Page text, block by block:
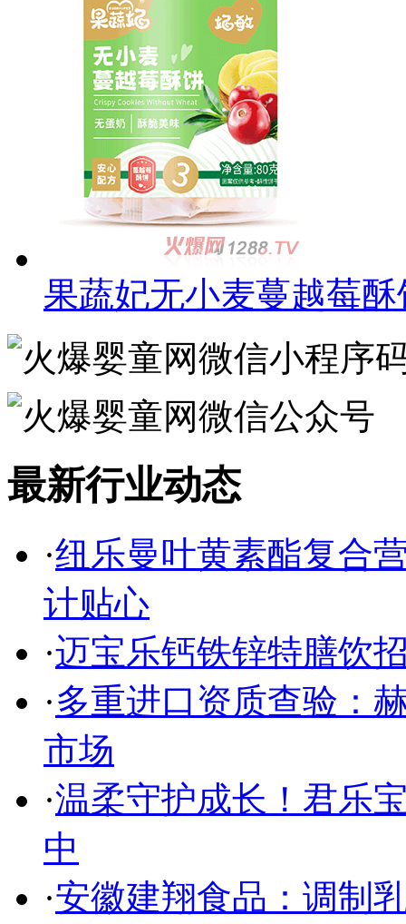
果蔬妃无小麦蔓越莓酥
最新行业动态
·纽乐曼叶黄素酯复合
计贴心
·迈宝乐钙铁锌特膳饮
·多重进口资质查验：
市场
·温柔守护成长！君乐
中
·安徽建翔食品：调制